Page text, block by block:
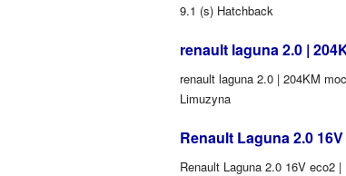
9.1 (s) Hatchback
renault laguna 2.0 |
renault laguna 2.0 | 204KM
Limuzyna
Renault Laguna 2.0
Renault Laguna 2.0 16V eco2